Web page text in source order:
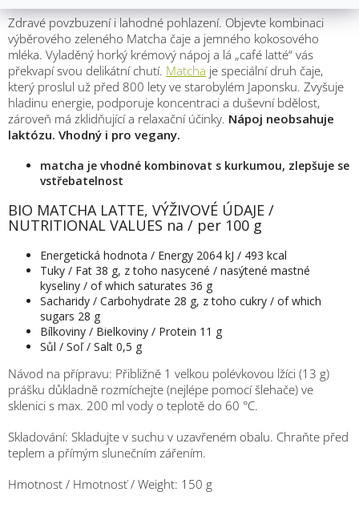
Zdravé povzbuzení i lahodné pohlazení. Objevte kombinaci
výběrového zeleného Matcha čaje a jemného kokosového
mléka. Vyladěný horký krémový nápoj a lá „café latté“ vás
překvapí svou delikátní chutí. Matcha je speciální druh čaje,
který proslul už před 800 lety ve starobylém Japonsku. Zvyšuje
hladinu energie, podporuje koncentraci a duševní bdělost,
zároveň má zklidňující a relaxační účinky. Nápoj neobsahuje
laktózu. Vhodný i pro vegany.
matcha je vhodné kombinovat s kurkumou, zlepšuje se
vstřebatelnost
BIO MATCHA LATTE, VÝŽIVOVÉ ÚDAJE /
NUTRITIONAL VALUES na / per 100 g
Energetická hodnota / Energy 2064 kJ / 493 kcal
Tuky / Fat 38 g, z toho nasycené / nasýtené mastné
kyseliny / of which saturates 36 g
Sacharidy / Carbohydrate 28 g, z toho cukry / of which
sugars 28 g
Bílkoviny / Bielkoviny / Protein 11 g
Sůl / Soľ / Salt 0,5 g
Návod na přípravu: Přibližně 1 velkou polévkovou lžíci (13 g)
prášku důkladně rozmíchejte (nejlépe pomocí šlehače) ve
sklenici s max. 200 ml vody o teplotě do 60 °C.
Skladování: Skladujte v suchu v uzavřeném obalu. Chraňte před
teplem a přímým slunečním zářením.
Hmotnost / Hmotnosť / Weight: 150 g